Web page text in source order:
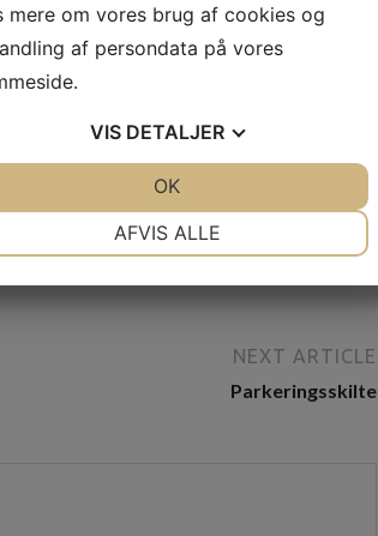
i en
–
Find den rette murer i Haslev
til dit byggeprojekt
13. februar 2026
NEXT ARTICLE
Parkeringsskilte
mere om vores brug af cookies og
af persondata på vores
VIS DETALJER
AFVIS ALLE
OK